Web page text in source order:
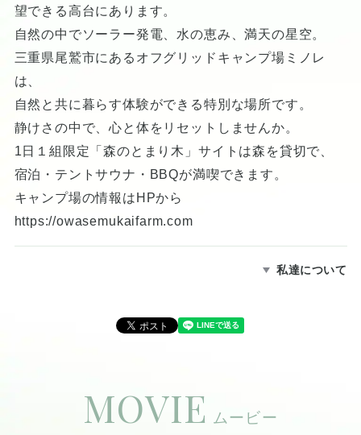
望できる高台にあります。
自然の中でソーラー発電、水の恵み、満天の星空。
三重県尾鷲市にあるオフグリッドキャンプ場ミノレ
は、
自然と共に暮らす体験ができる特別な場所です。
静けさの中で、心と体をリセットしませんか。
1日１組限定「森のとまり木」サイトは森を貸切で、
宿泊・テントサウナ・BBQが満喫できます。
キャンプ場の情報はHPから
https://owasemukaifarm.com
私達について
MOVIE